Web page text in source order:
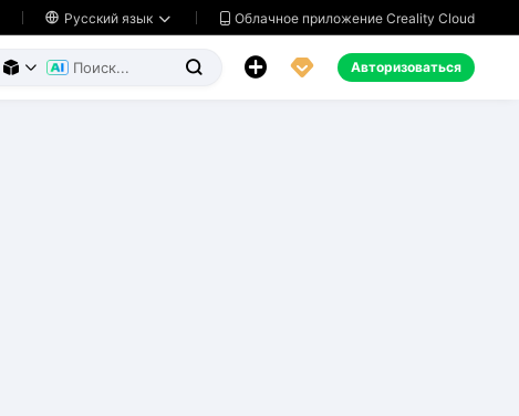
 Русский язык   Облачное приложение Creality Cloud
     Авторизоваться